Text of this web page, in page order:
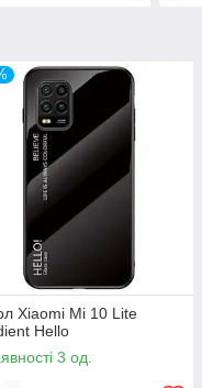
Xiaomi Mi 10 Lite
Hello
3 од.